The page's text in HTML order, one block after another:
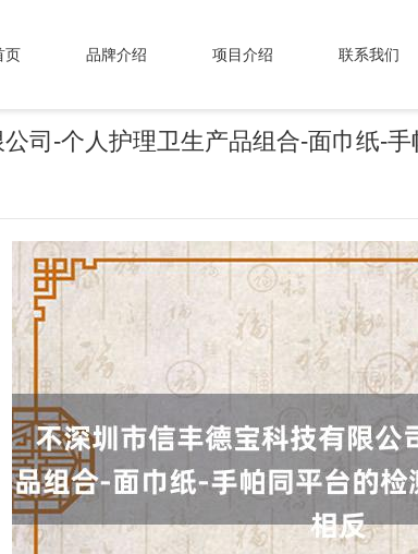
页 品牌介绍 项目介绍 联系我们
司-个人护理卫生产品组合-面巾纸-